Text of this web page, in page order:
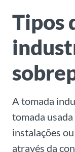
Tipos
A tomada
tomada
instalações
através da